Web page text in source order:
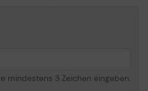
mindestens 3 Zeichen eingeben.